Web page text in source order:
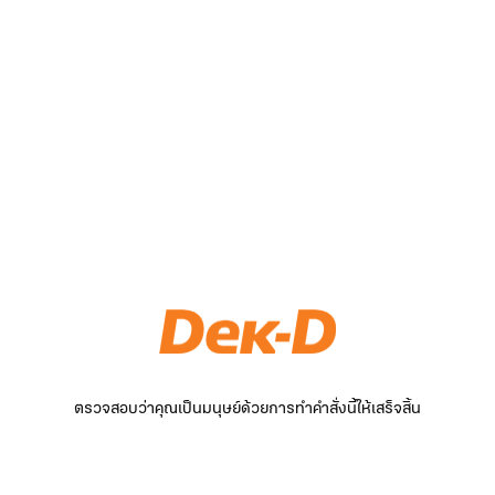
ตรวจสอบว่าคุณเป็นมนุษย์ด้วยการทำคำสั่งนี้ให้เสร็จสิ้น